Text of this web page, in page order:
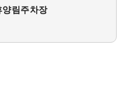
양림주차장